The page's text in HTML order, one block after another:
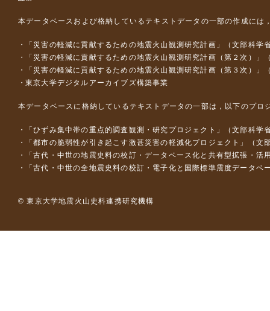
本データベースおよび格納しているテキストデータの一部の作成には
「災害の軽減に貢献するための地震火山観測研究計画」（文部科学
「災害の軽減に貢献するための地震火山観測研究計画（第２次）」
「災害の軽減に貢献するための地震火山観測研究計画（第３次）」
東京大学デジタルアーカイブズ構築事業
本データベースに格納しているテキストデータの一部は，以下のプロ
「ひずみ集中帯の重点的調査観測・研究プロジェクト」（文部科
「都市の脆弱性が引き起こす激甚災害の軽減化プロジェクト」（
「古代・中世の地震史料の校訂・データベース化と共有型拡張・
「古代・中世の全地震史料の校訂・電子化と国際標準震度データ
© 東京大学地震火山史料連携研究機構